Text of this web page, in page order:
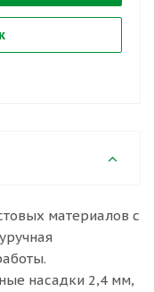
материалов с
насадки 2,4 мм,